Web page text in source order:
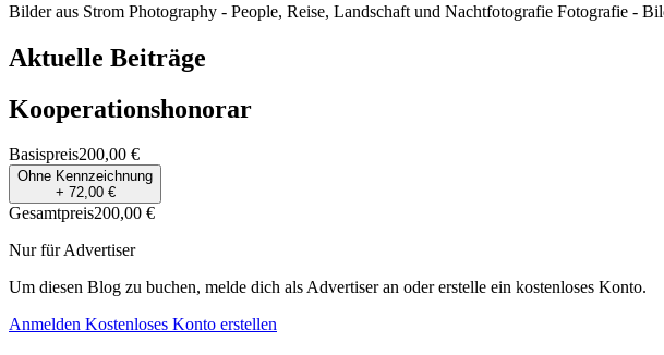
Bilder aus Strom Photography - People, Reise, Landschaft und Nachtfotografie Fotografie -
Aktuelle Beiträge
Kooperationshonorar
Basispreis200,00 €
Ohne Kennzeichnung
+ 72,00 €
Gesamtpreis200,00 €
Nur für Advertiser
Um diesen Blog zu buchen, melde dich als Advertiser an oder erstelle ein kostenloses Konto.
Anmelden Kostenloses Konto erstellen